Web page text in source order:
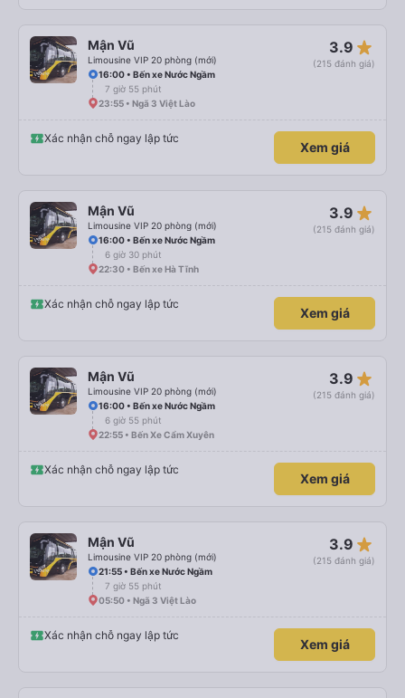
Mận Vũ
Limousine VIP 20 phòng (mới)
3.9 star_rate
(215 đánh giá)
16:00 • Bến xe Nước Ngầm
7 giờ 55 phút
23:55 • Ngã 3 Việt Lào
Xác nhận chỗ ngay lập tức
Xem giá
Mận Vũ
Limousine VIP 20 phòng (mới)
3.9 star_rate
(215 đánh giá)
16:00 • Bến xe Nước Ngầm
6 giờ 30 phút
22:30 • Bến xe Hà Tĩnh
Xác nhận chỗ ngay lập tức
Xem giá
Mận Vũ
Limousine VIP 20 phòng (mới)
3.9 star_rate
(215 đánh giá)
16:00 • Bến xe Nước Ngầm
6 giờ 55 phút
22:55 • Bến Xe Cẩm Xuyên
Xác nhận chỗ ngay lập tức
Xem giá
Mận Vũ
Limousine VIP 20 phòng (mới)
3.9 star_rate
(215 đánh giá)
21:55 • Bến xe Nước Ngầm
7 giờ 55 phút
05:50 • Ngã 3 Việt Lào
Xác nhận chỗ ngay lập tức
Xem giá